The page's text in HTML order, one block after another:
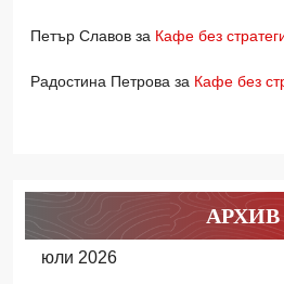
Петър Славов за Кафе без
Радостина Петрова за Кафе без
АРХИВ
юли 2026